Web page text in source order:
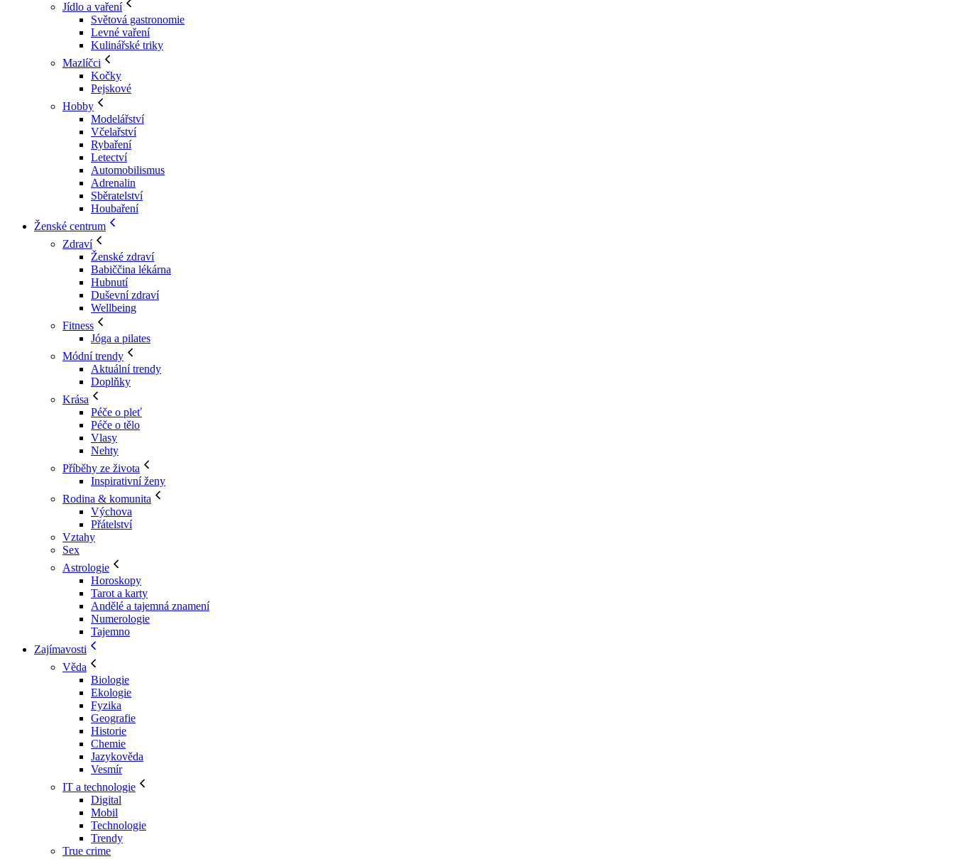
Jídlo a vaření
Světová gastronomie
Levné vaření
Kulinářské triky
Mazlíčci
Kočky
Pejskové
Hobby
Modelářství
Včelařství
Rybaření
Letectví
Automobilismus
Adrenalin
Sběratelství
Houbaření
Ženské centrum
Zdraví
Ženské zdraví
Babiččina lékárna
Hubnutí
Duševní zdraví
Wellbeing
Fitness
Jóga a pilates
Módní trendy
Aktuální trendy
Doplňky
Krása
Péče o pleť
Péče o tělo
Vlasy
Nehty
Příběhy ze života
Inspirativní ženy
Rodina & komunita
Výchova
Přátelství
Vztahy
Sex
Astrologie
Horoskopy
Tarot a karty
Andělé a tajemná znamení
Numerologie
Tajemno
Zajímavosti
Věda
Biologie
Ekologie
Fyzika
Geografie
Historie
Chemie
Jazykověda
Vesmír
IT a technologie
Digital
Mobil
Technologie
Trendy
True crime